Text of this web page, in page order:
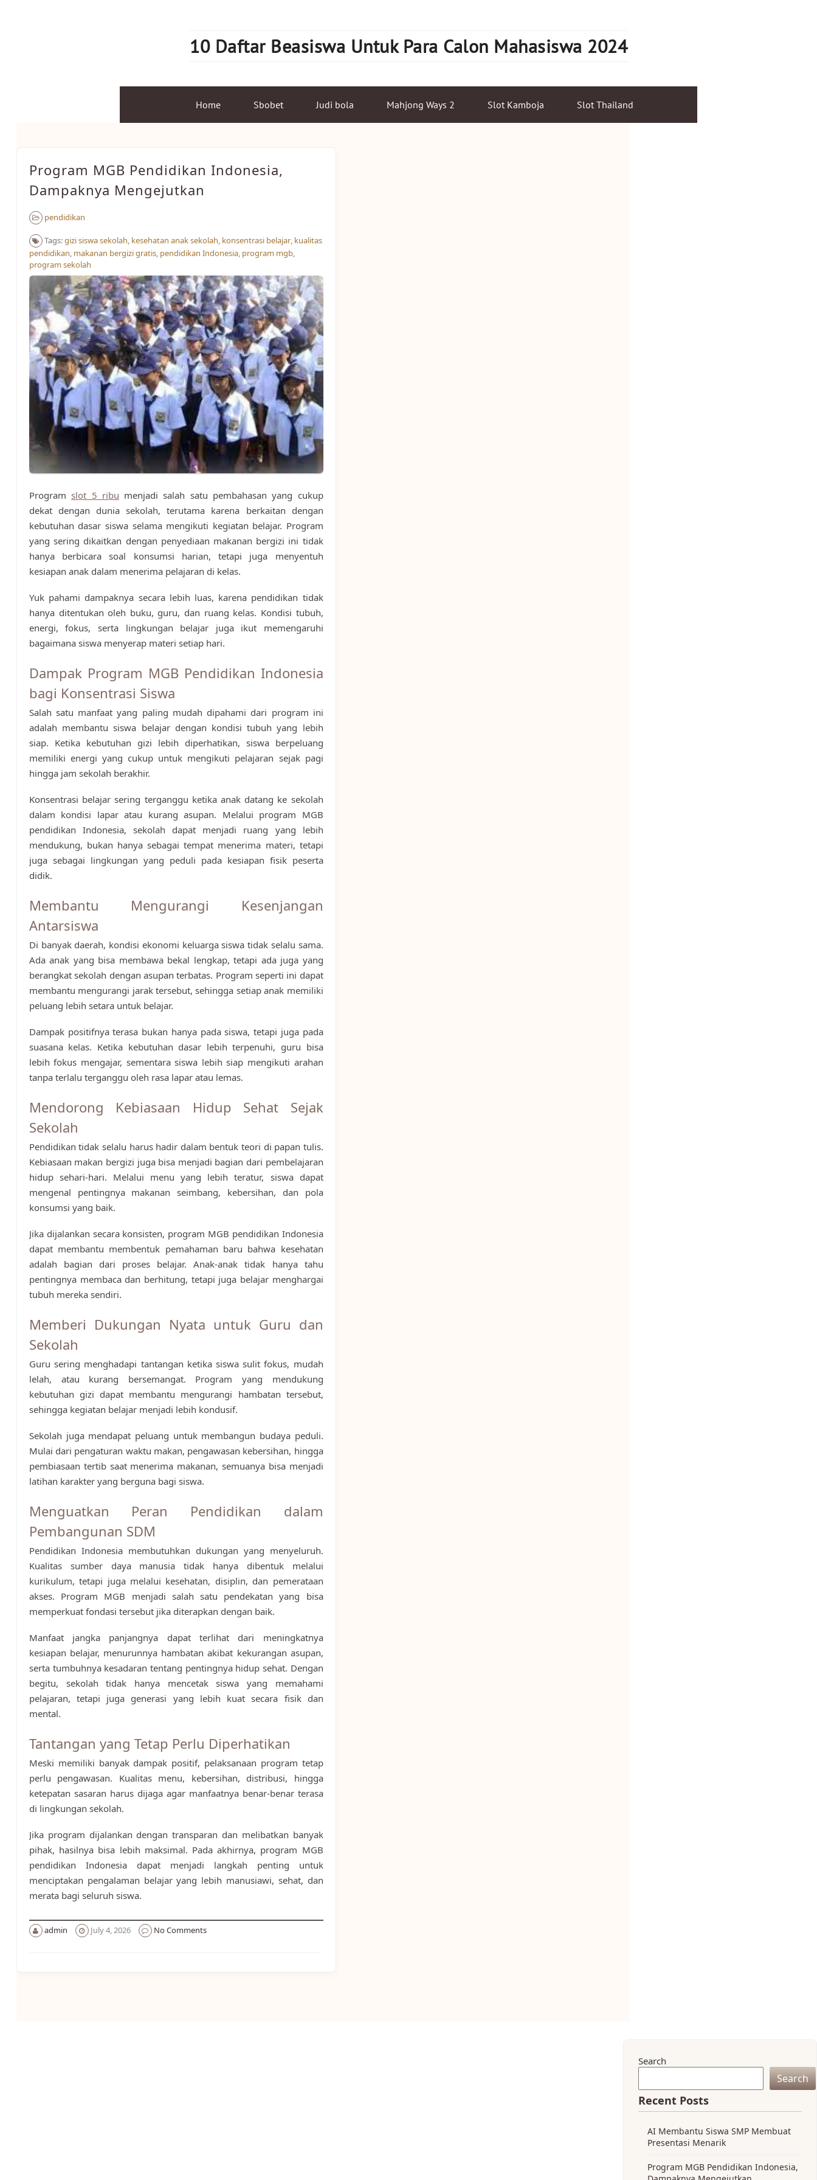
10 Daftar Beasiswa Untuk Para Calon Mahasiswa 2024
Home Sbobet Judi bola Mahjong Ways 2 Slot Kamboja Slot Thailand
Program MGB Pendidikan Indonesia,
Dampaknya Mengejutkan
pendidikan
Tags:gizi siswa sekolah, kesehatan anak sekolah, konsentrasi belajar, kualitas
pendidikan, makanan bergizi gratis, pendidikan Indonesia, program mgb,
program sekolah
Program slot 5 ribu menjadi salah satu pembahasan yang cukup
dekat dengan dunia sekolah, terutama karena berkaitan dengan
kebutuhan dasar siswa selama mengikuti kegiatan belajar. Program
yang sering dikaitkan dengan penyediaan makanan bergizi ini tidak
hanya berbicara soal konsumsi harian, tetapi juga menyentuh
kesiapan anak dalam menerima pelajaran di kelas.
Yuk pahami dampaknya secara lebih luas, karena pendidikan tidak
hanya ditentukan oleh buku, guru, dan ruang kelas. Kondisi tubuh,
energi, fokus, serta lingkungan belajar juga ikut memengaruhi
bagaimana siswa menyerap materi setiap hari.
Dampak Program MGB Pendidikan Indonesia
bagi Konsentrasi Siswa
Salah satu manfaat yang paling mudah dipahami dari program ini
adalah membantu siswa belajar dengan kondisi tubuh yang lebih
siap. Ketika kebutuhan gizi lebih diperhatikan, siswa berpeluang
memiliki energi yang cukup untuk mengikuti pelajaran sejak pagi
hingga jam sekolah berakhir.
Konsentrasi belajar sering terganggu ketika anak datang ke sekolah
dalam kondisi lapar atau kurang asupan. Melalui program MGB
pendidikan Indonesia, sekolah dapat menjadi ruang yang lebih
mendukung, bukan hanya sebagai tempat menerima materi, tetapi
juga sebagai lingkungan yang peduli pada kesiapan fisik peserta
didik.
Membantu Mengurangi Kesenjangan
Antarsiswa
Di banyak daerah, kondisi ekonomi keluarga siswa tidak selalu sama.
Ada anak yang bisa membawa bekal lengkap, tetapi ada juga yang
berangkat sekolah dengan asupan terbatas. Program seperti ini dapat
membantu mengurangi jarak tersebut, sehingga setiap anak memiliki
peluang lebih setara untuk belajar.
Dampak positifnya terasa bukan hanya pada siswa, tetapi juga pada
suasana kelas. Ketika kebutuhan dasar lebih terpenuhi, guru bisa
lebih fokus mengajar, sementara siswa lebih siap mengikuti arahan
tanpa terlalu terganggu oleh rasa lapar atau lemas.
Mendorong Kebiasaan Hidup Sehat Sejak
Sekolah
Pendidikan tidak selalu harus hadir dalam bentuk teori di papan tulis.
Kebiasaan makan bergizi juga bisa menjadi bagian dari pembelajaran
hidup sehari-hari. Melalui menu yang lebih teratur, siswa dapat
mengenal pentingnya makanan seimbang, kebersihan, dan pola
konsumsi yang baik.
Jika dijalankan secara konsisten, program MGB pendidikan Indonesia
dapat membantu membentuk pemahaman baru bahwa kesehatan
adalah bagian dari proses belajar. Anak-anak tidak hanya tahu
pentingnya membaca dan berhitung, tetapi juga belajar menghargai
tubuh mereka sendiri.
Memberi Dukungan Nyata untuk Guru dan
Sekolah
Guru sering menghadapi tantangan ketika siswa sulit fokus, mudah
lelah, atau kurang bersemangat. Program yang mendukung
kebutuhan gizi dapat membantu mengurangi hambatan tersebut,
sehingga kegiatan belajar menjadi lebih kondusif.
Sekolah juga mendapat peluang untuk membangun budaya peduli.
Mulai dari pengaturan waktu makan, pengawasan kebersihan, hingga
pembiasaan tertib saat menerima makanan, semuanya bisa menjadi
latihan karakter yang berguna bagi siswa.
Menguatkan Peran Pendidikan dalam
Pembangunan SDM
Pendidikan Indonesia membutuhkan dukungan yang menyeluruh.
Kualitas sumber daya manusia tidak hanya dibentuk melalui
kurikulum, tetapi juga melalui kesehatan, disiplin, dan pemerataan
akses. Program MGB menjadi salah satu pendekatan yang bisa
memperkuat fondasi tersebut jika diterapkan dengan baik.
Manfaat jangka panjangnya dapat terlihat dari meningkatnya
kesiapan belajar, menurunnya hambatan akibat kekurangan asupan,
serta tumbuhnya kesadaran tentang pentingnya hidup sehat. Dengan
begitu, sekolah tidak hanya mencetak siswa yang memahami
pelajaran, tetapi juga generasi yang lebih kuat secara fisik dan
mental.
Tantangan yang Tetap Perlu Diperhatikan
Meski memiliki banyak dampak positif, pelaksanaan program tetap
perlu pengawasan. Kualitas menu, kebersihan, distribusi, hingga
ketepatan sasaran harus dijaga agar manfaatnya benar-benar terasa
di lingkungan sekolah.
Jika program dijalankan dengan transparan dan melibatkan banyak
pihak, hasilnya bisa lebih maksimal. Pada akhirnya, program MGB
pendidikan Indonesia dapat menjadi langkah penting untuk
menciptakan pengalaman belajar yang lebih manusiawi, sehat, dan
merata bagi seluruh siswa.
admin July 4, 2026 No Comments
Search
Search
Recent Posts
AI Membantu Siswa SMP Membuat
Presentasi Menarik
Program MGB Pendidikan Indonesia,